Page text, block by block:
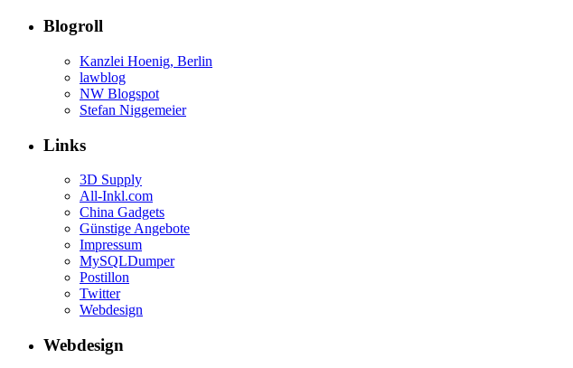
Blogroll
Kanzlei Hoenig, Berlin
lawblog
NW Blogspot
Stefan Niggemeier
Links
3D Supply
All-Inkl.com
China Gadgets
Günstige Angebote
Impressum
MySQLDumper
Postillon
Twitter
Webdesign
Webdesign